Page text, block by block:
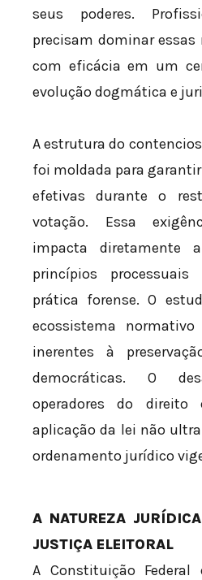
seus poderes.
precisam dominar
com eficácia em um
evolução dogmática e
A estrutura do
foi moldada para
efetivas durante o
votação. Essa
impacta diretamente
princípios
prática forense. O
ecossistema
inerentes à
democráticas. O
operadores do
aplicação da lei não
ordenamento jurídico
A NATUREZA
JUSTIÇA ELEITORAL
A Constituição